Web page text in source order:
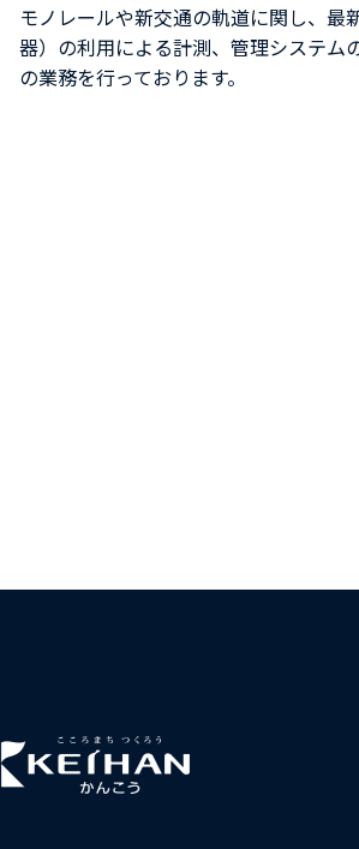
モノレールや新交通の軌道に関し、
器）の利用による計測、管理システム
の業務を行っております。